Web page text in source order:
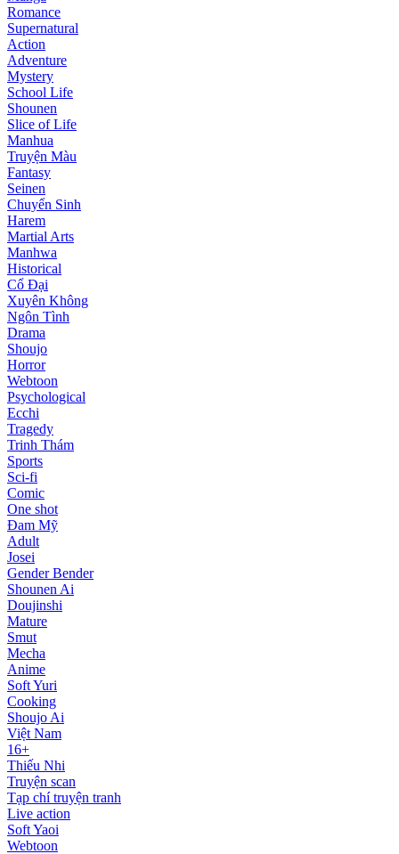
Romance
Supernatural
Action
Adventure
Mystery
School Life
Shounen
Slice of Life
Manhua
Truyện Màu
Fantasy
Seinen
Chuyển Sinh
Harem
Martial Arts
Manhwa
Historical
Cổ Đại
Xuyên Không
Ngôn Tình
Drama
Shoujo
Horror
Webtoon
Psychological
Ecchi
Tragedy
Trinh Thám
Sports
Sci-fi
Comic
One shot
Đam Mỹ
Adult
Josei
Gender Bender
Shounen Ai
Doujinshi
Mature
Smut
Mecha
Anime
Soft Yuri
Cooking
Shoujo Ai
Việt Nam
16+
Thiếu Nhi
Truyện scan
Tạp chí truyện tranh
Live action
Soft Yaoi
Webtoon